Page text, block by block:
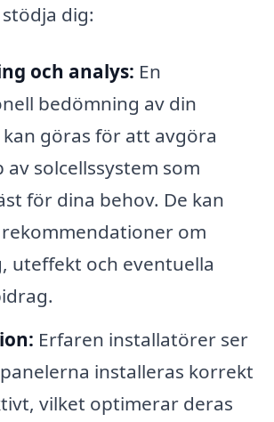
dig:
och analys: En
bedömning av din
göras för att avgöra
av solcellssystem som
för dina behov. De kan
rekommendationer om
uteffekt och eventuella
Erfaren installatörer ser
installeras korrekt
vilket optimerar deras